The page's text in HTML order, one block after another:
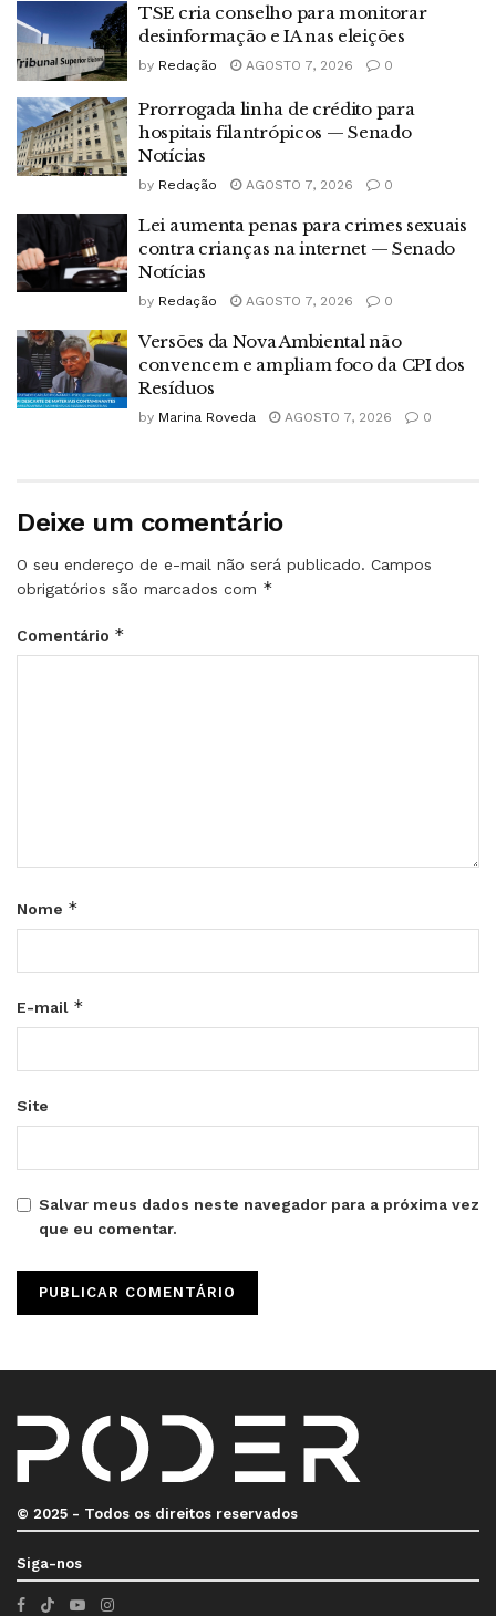
TSE cria conselho para monitorar
desinformação e IA nas eleições
by Redação AGOSTO 7, 2026 0
Prorrogada linha de crédito para
hospitais filantrópicos — Senado
Notícias
by Redação AGOSTO 7, 2026 0
Lei aumenta penas para crimes sexuais
contra crianças na internet — Senado
Notícias
by Redação AGOSTO 7, 2026 0
Versões da Nova Ambiental não
convencem e ampliam foco da CPI dos
Resíduos
by Marina Roveda AGOSTO 7, 2026 0
Deixe um comentário
O seu endereço de e-mail não será publicado. Campos
obrigatórios são marcados com *
Comentário *
Nome *
E-mail *
Site
Salvar meus dados neste navegador para a próxima vez
que eu comentar.
© 2025 - Todos os direitos reservados
Siga-nos